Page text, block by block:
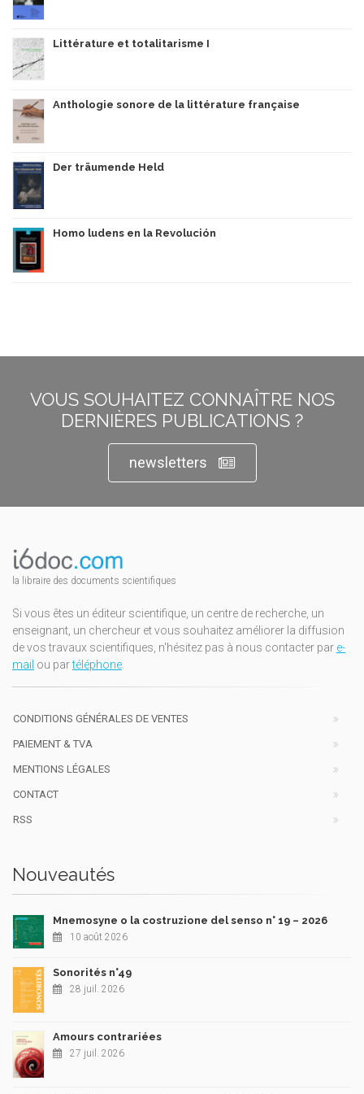
Littérature et totalitarisme I
Anthologie sonore de la littérature française
Der träumende Held
Homo ludens en la Revolución
VOUS SOUHAITEZ CONNAÎTRE NOS
DERNIÈRES PUBLICATIONS ?
newsletters
la libraire des documents scientifiques
Si vous êtes un éditeur scientifique, un centre de recherche, un
enseignant, un chercheur et vous souhaitez améliorer la diffusion
de vos travaux scientifiques, n'hésitez pas à nous contacter par e-
mail ou partéléphone
CONDITIONS GÉNÉRALES DE VENTES
PAIEMENT & TVA
MENTIONS LÉGALES
CONTACT
RSS
Nouveautés
Mnemosyne o la costruzione del senso n° 19 – 2026
10 août 2026
Sonorités n°49
28 juil. 2026
Amours contrariées
27 juil. 2026